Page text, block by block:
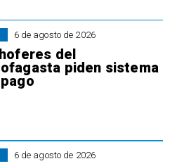
6 de agosto de 2026
del
piden sistema
6 de agosto de 2026